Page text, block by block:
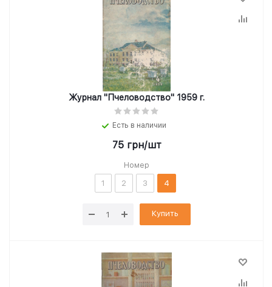
Журнал "Пчеловодство" 1959 г.
Есть в наличии
75грн/шт
Номер
1 2 3 4
Купить